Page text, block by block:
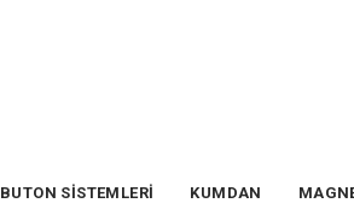
BUTON SİSTEMLERİ KUMDAN